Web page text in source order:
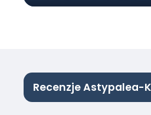
Recenzje Astypalea-